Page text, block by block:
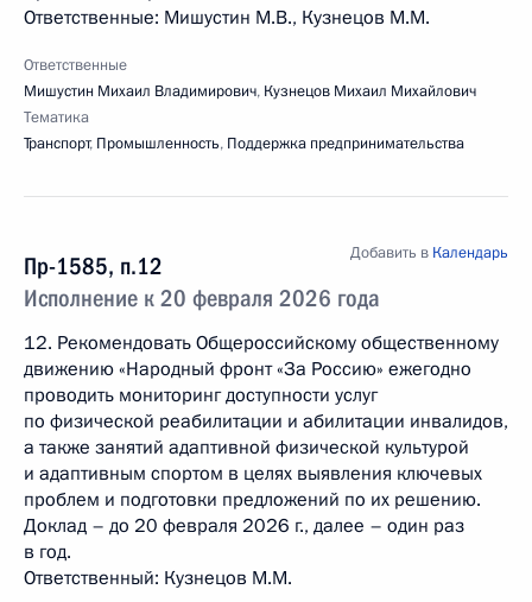
Ответственные: Мишустин М.В., Кузнецов М.М.
Ответственные
Мишустин Михаил Владимирович, Кузнецов Михаил Михайлович
Тематика
Транспорт, Промышленность, Поддержка предпринимательства
Пр-1585, п.12
Исполнение к 20 февраля 2026 года
Добавить в Календарь
12. Рекомендовать Общероссийскому общественному
движению «Народный фронт «За Россию» ежегодно
проводить мониторинг доступности услуг
по физической реабилитации и абилитации инвалидов,
а также занятий адаптивной физической культурой
и адаптивным спортом в целях выявления ключевых
проблем и подготовки предложений по их решению.
Доклад – до 20 февраля 2026 г., далее – один раз
в год.
Ответственный: Кузнецов М.М.